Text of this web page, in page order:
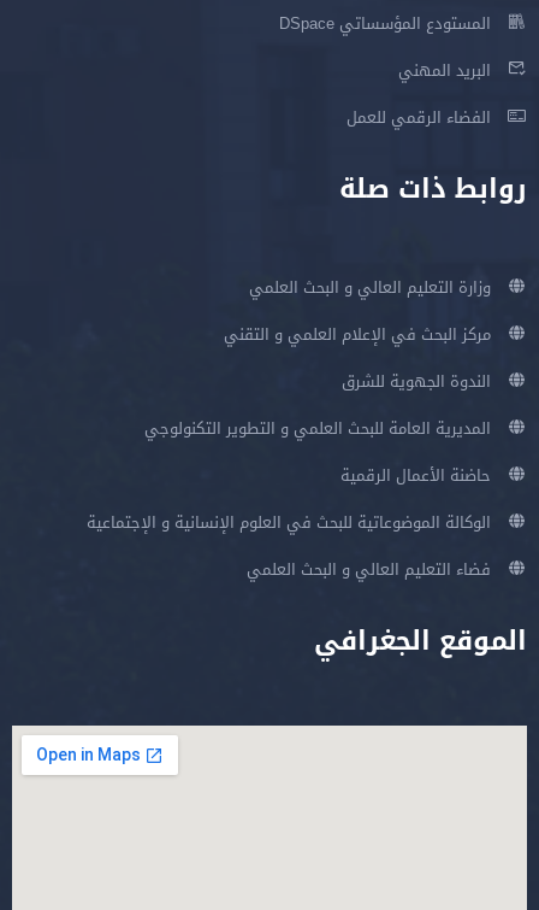
المستودع المؤسساتي DSpace
البريد المهني
الفضاء الرقمي للعمل
روابط ذات صلة
وزارة التعليم العالي و البحث العلمي
مركز البحث في الإعلام العلمي و التقني
الندوة الجهوية للشرق
المديرية العامة للبحث العلمي و التطوير التكنولوجي
حاضنة الأعمال الرقمية
الوكالة الموضوعاتية للبحث في العلوم الإنسانية و الإجتماعية
فضاء التعليم العالي و البحث العلمي
الموقع الجغرافي